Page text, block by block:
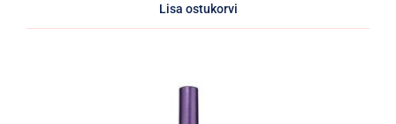
Lisa ostukorvi